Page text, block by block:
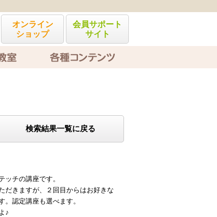
オンライン
ショップ
会員サポート
サイト
検索結果一覧に戻る
ッチの講座です。
だきますが、２回目からはお好きな
。認定講座も選べます。
♪